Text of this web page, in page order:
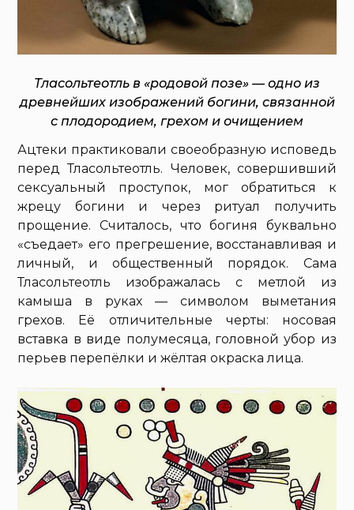
Тласольтеотль в «родовой позе» — одно из
древнейших изображений богини, связанной
с плодородием, грехом и очищением
Ацтеки практиковали своеобразную исповедь
перед Тласольтеотль. Человек, совершивший
сексуальный проступок, мог обратиться к
жрецу богини и через ритуал получить
прощение. Считалось, что богиня буквально
«съедает» его прегрешение, восстанавливая и
личный, и общественный порядок. Сама
Тласольтеотль изображалась с метлой из
камыша в руках — символом выметания
грехов. Её отличительные черты: носовая
вставка в виде полумесяца, головной убор из
перьев перепёлки и жёлтая окраска лица.